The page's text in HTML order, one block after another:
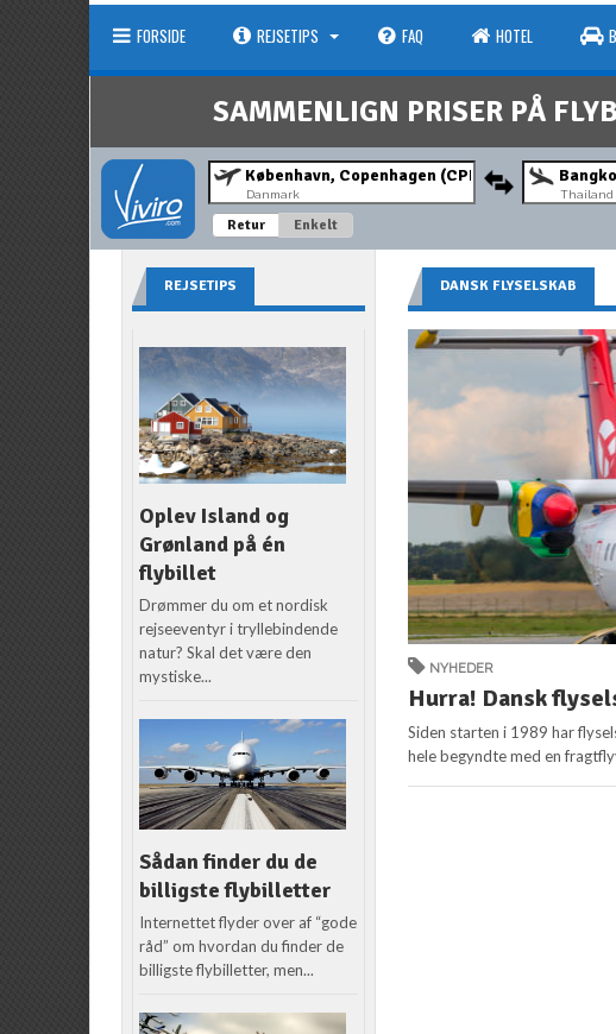
FORSIDE REJSETIPS FAQ HOTEL
SAMMENLIGN PRISER PÅ
Danmark Thailand
Retur Enkelt
DANSK FLYSELSKAB
NYHEDER
Hurra! Dansk
Siden starten i 1989 har
hele begyndte med en
REJSETIPS
Oplev Island og
Grønland på én
flybillet
Drømmer du om et nordisk
rejseeventyr i tryllebindende
natur? Skal det være den
mystiske...
Sådan finder du de
billigste flybilletter
Internettet flyder over af “gode
råd” om hvordan du finder de
billigste flybilletter, men...